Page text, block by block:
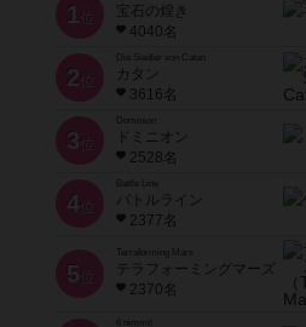
1 位
宝石の煌き
4040名
2 位
Die Siedler von Catan
カタン
3616名
3 位
ドミニオン
2528名
4位
Battle Line
バトルライン
2377名
5 位
Terraforming Mars
テラフォーミングマーズ
2370名